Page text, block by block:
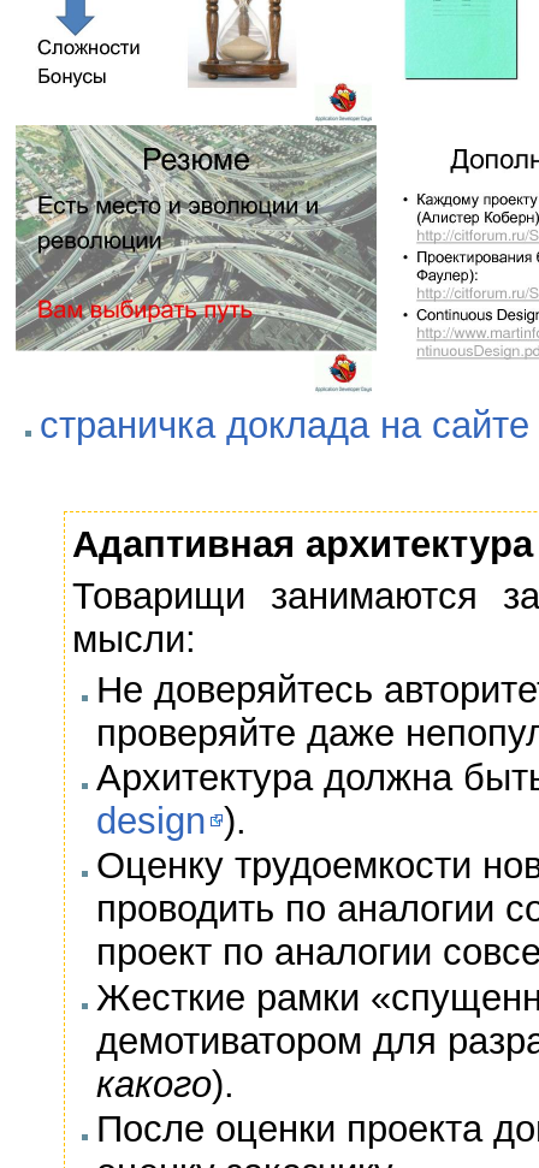
страничка доклада на
Адаптивная
Товарищи занимаются
мысли:
Не доверяйтесь
проверяйте даже
Архитектура должна
design ).
Оценку трудоемкости
проводить по аналогии
проект по аналогии
Жесткие рамки
демотиватором для
какого).
После оценки проекта